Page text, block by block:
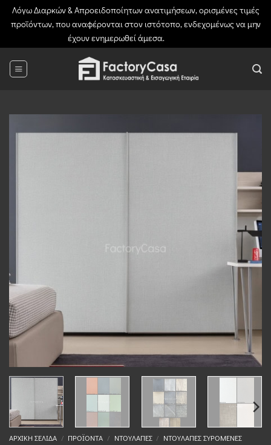
Λόγω Διαρκών & Απροειδοποίητων ανατιμήσεων, ορισμένες τιμές
προϊόντων, που αναφέρονται στον ιστότοπο, ενδεχομένως να μην
έχουν ενημερωθεί άμεσα.
ΑΡΧΙΚΉ ΣΕΛΊΔΑ / ΠΡΟΪΌΝΤΑ / ΝΤΟΥΛΆΠΕΣ / ΝΤΟΥΛΆΠΕΣ ΣΥΡΌΜΕΝΕΣ